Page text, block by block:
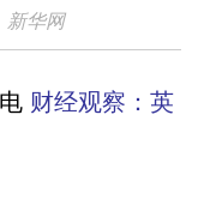
新华网
财经观察：英